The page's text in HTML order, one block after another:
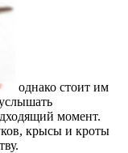
однако стоит им
момент.
крысы и кроты